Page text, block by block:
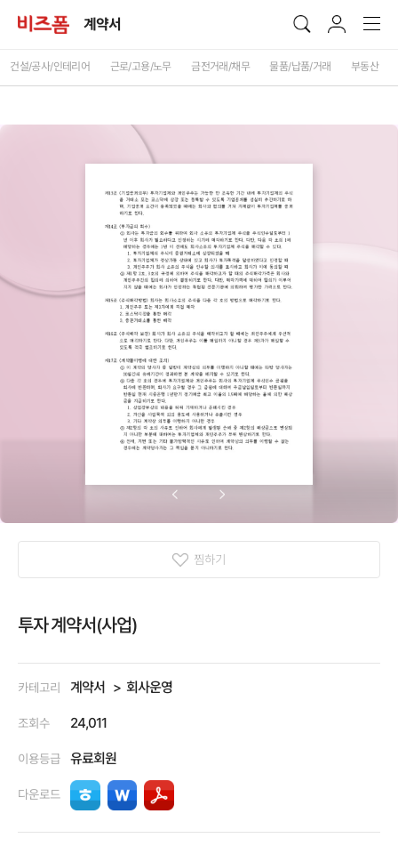
계약서
건설/공사/인테리어 근로/고용/노무 금전거래/채무 물품/납품/거래 부동산
찜하기
투자 계약서(사업)
카테고리 계약서 회사운영
조회수 24,011
이용등급 유료회원
다운로드